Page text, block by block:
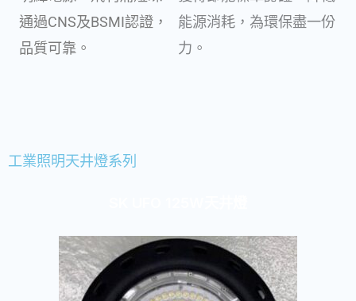
通過CNS及BSMI認證，
品質可靠。
能源消耗，為環保盡一份
力。
工業照明天井燈系列